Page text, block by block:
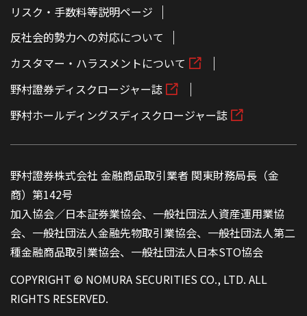
リスク・手数料等説明ページ
反社会的勢力への対応について
カスタマー・ハラスメントについて
野村證券ディスクロージャー誌
野村ホールディングスディスクロージャー誌
野村證券株式会社 金融商品取引業者 関東財務局長（金
商）第142号
加入協会／日本証券業協会、一般社団法人資産運用業協
会、一般社団法人金融先物取引業協会、一般社団法人第二
種金融商品取引業協会、一般社団法人日本STO協会
COPYRIGHT © NOMURA SECURITIES CO., LTD. ALL
RIGHTS RESERVED.